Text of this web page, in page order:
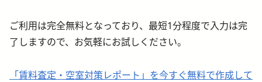
ご利用は完全無料となっており、最短1分程度で入力は完
了しますので、お気軽にお試しください。
「賃料査定・空室対策レポート」を今すぐ無料で作成して